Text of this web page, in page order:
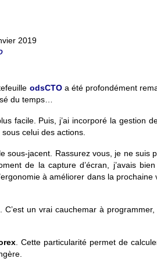
odsCTOa été profondément
du temps…
facile. Puis, j’ai incorporé la gestion
celui des actions.
sous-jacent. Rassurez vous, je ne suis
de la capture d’écran, j’avais
à améliorer dans la prochaine
C’est un vrai cauchemar à
. Cette particularité permet de